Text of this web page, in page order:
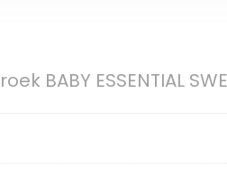
BABY ESSENTIAL